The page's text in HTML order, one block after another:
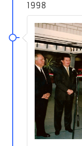
1998